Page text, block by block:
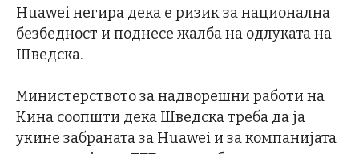
Huawei негира дека е ризик за национална
безбедност и поднесе жалба на одлуката на
Шведска.
Министерството за надворешни работи на
Кина соопшти дека Шведска треба да ја
укине забраната за Huawei и за компанијата